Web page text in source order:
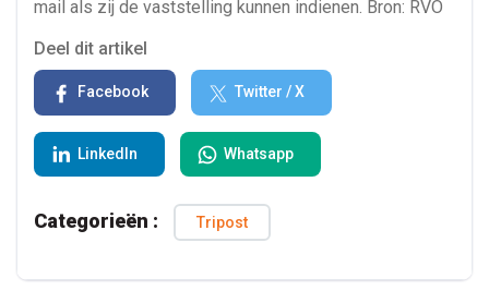
mail als zij de vaststelling kunnen indienen. Bron: RVO
Deel dit artikel
Facebook Twitter / X
LinkedIn Whatsapp
Categorieën : Tripost